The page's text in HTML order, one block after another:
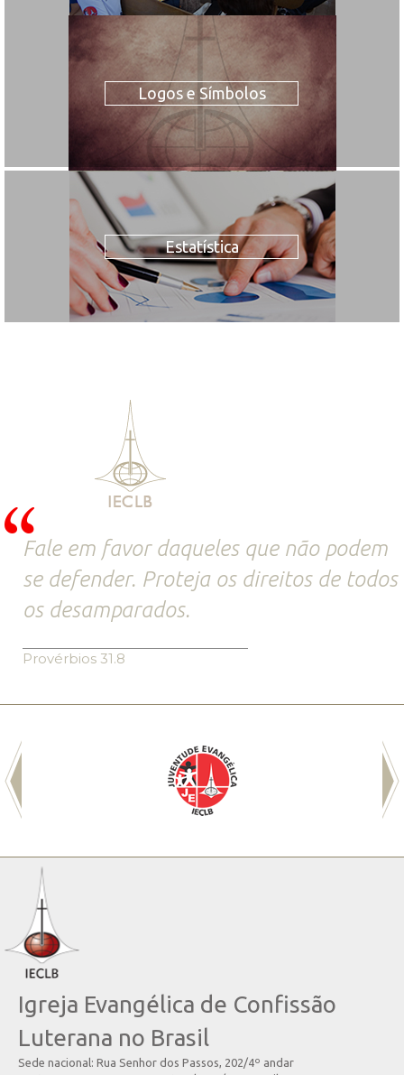
Logos e Símbolos
Estatística
Fale em favor daqueles que não podem
se defender. Proteja os direitos de todos
os desamparados.
Provérbios 31.8
Igreja Evangélica de Confissão
Luterana no Brasil
Sede nacional: Rua Senhor dos Passos, 202/4º andar